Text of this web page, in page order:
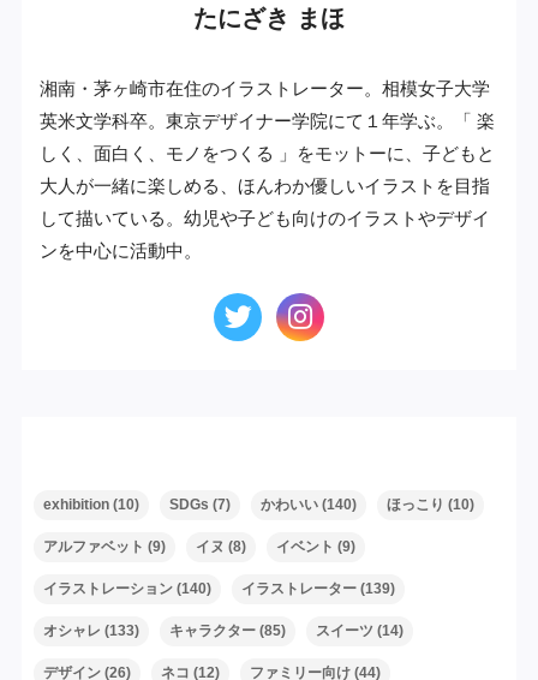
たにざき まほ
湘南・茅ヶ崎市在住のイラストレーター。相模女子大学
英米文学科卒。東京デザイナー学院にて１年学ぶ。「 楽
しく、面白く、モノをつくる 」をモットーに、子どもと
大人が一緒に楽しめる、ほんわか優しいイラストを目指
して描いている。幼児や子ども向けのイラストやデザイ
ンを中心に活動中。
exhibition(10) SDGs (7) かわいい(140) ほっこり (10)
アルファベット (9) イヌ (8) イベント (9)
イラストレーション(140) イラストレーター(139)
オシャレ (133) キャラクター(85) スイーツ (14)
デザイン(26) ネコ (12) ファミリー向け(44)